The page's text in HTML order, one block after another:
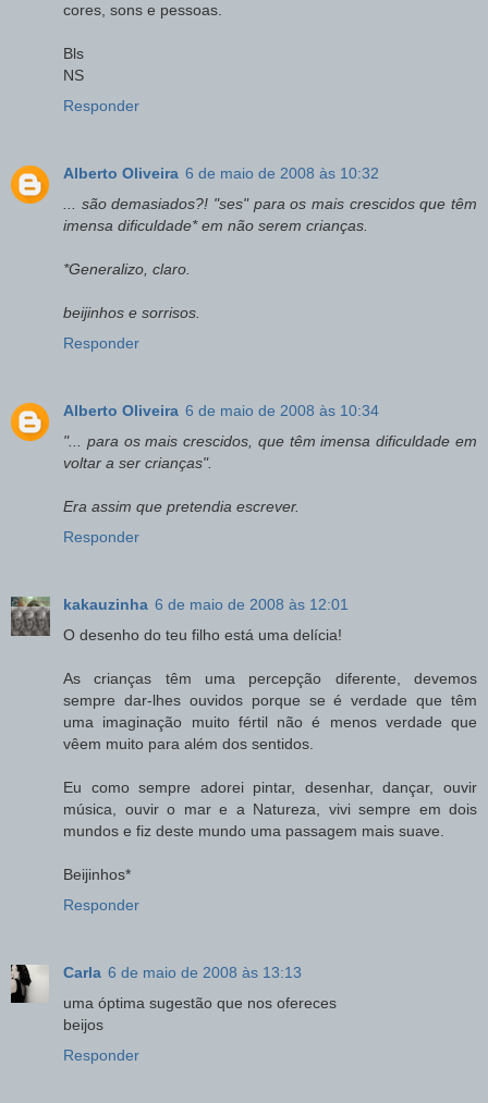
cores, sons e pessoas.
Bls
NS
Responder
Alberto Oliveira 6 de maio de 2008 às 10:32
... são demasiados?! "ses" para os mais crescidos que têm
imensa dificuldade* em não serem crianças.
*Generalizo, claro.
beijinhos e sorrisos.
Responder
Alberto Oliveira 6 de maio de 2008 às 10:34
"... para os mais crescidos, que têm imensa dificuldade em
voltar a ser crianças".
Era assim que pretendia escrever.
Responder
kakauzinha 6 de maio de 2008 às 12:01
O desenho do teu filho está uma delícia!
As crianças têm uma percepção diferente, devemos
sempre dar-lhes ouvidos porque se é verdade que têm
uma imaginação muito fértil não é menos verdade que
vêem muito para além dos sentidos.
Eu como sempre adorei pintar, desenhar, dançar, ouvir
música, ouvir o mar e a Natureza, vivi sempre em dois
mundos e fiz deste mundo uma passagem mais suave.
Beijinhos*
Responder
Carla 6 de maio de 2008 às 13:13
uma óptima sugestão que nos ofereces
beijos
Responder